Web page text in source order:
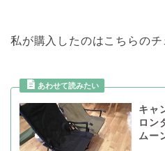
私が購入したのはこちらのチ
キャ
ロン
ムー